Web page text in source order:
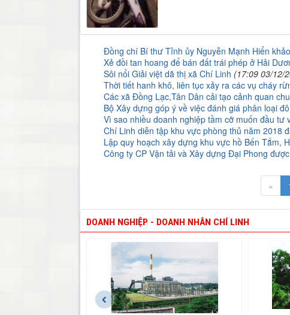
Đồng chí Bí thư Tỉnh ủy Nguyễn Mạnh Hiển
Xẻ đồi tan hoang để bán đất trái phép ở Hải
Sôi nổi Giải việt dã thị xã Chí Linh (17:09 03/12/
Thời tiết hanh khô, liên tục xảy ra các vụ cháy
Các xã Đồng Lạc,Tân Dân cải tạo cảnh quan
Bộ Xây dựng góp ý về việc đánh giá phân loại
Vì sao nhiều doanh nghiệp tầm cỡ muốn đầu tư
Chí Linh diễn tập khu vực phòng thủ năm 2018
Lập quy hoạch xây dựng khu vực hồ Bến Tắm,
Công ty CP Vận tải và Xây dựng Đại Phong
«
DOANH NGHIỆP - DOANH NHÂN CHÍ LINH
‹